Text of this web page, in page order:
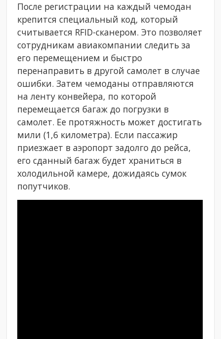
После регистрации на каждый чемодан
крепится специальный код, который
считывается RFID-сканером. Это позволяет
сотрудникам авиакомпании следить за
его перемещением и быстро
перенаправить в другой самолет в случае
ошибки. Затем чемоданы отправляются
на ленту конвейера, по которой
перемещается багаж до погрузки в
самолет. Ее протяжность может достигать
мили (1,6 километра). Если пассажир
приезжает в аэропорт задолго до рейса,
его сданный багаж будет храниться в
холодильной камере, дожидаясь сумок
попутчиков.